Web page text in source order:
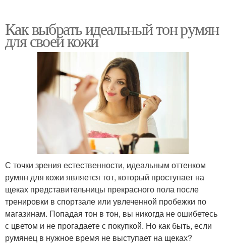
Как выбрать идеальный тон румян
для своей кожи
С точки зрения естественности, идеальным оттенком
румян для кожи является тот, который проступает на
щеках представительницы прекрасного пола после
тренировки в спортзале или увлеченной пробежки по
магазинам. Попадая тон в тон, вы никогда не ошибетесь
с цветом и не прогадаете с покупкой. Но как быть, если
румянец в нужное время не выступает на щеках?